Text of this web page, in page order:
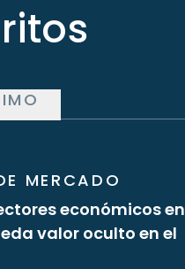
MERCADO
económicos en
valor oculto en el